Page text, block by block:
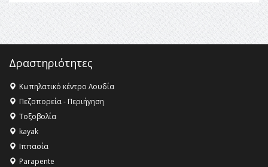
θεσμικές διαδικασίες υπάρχει μόνο η ευθύνη απέναντι
στις επόμενες γενιές»
16:35 -Το πρόγραμμα του ΠΑΟΚ στον δεύτερο γύρο του
16:27 - Όλυμπος: Εντάχθηκε στον Κατάλογο Παγκόσμιας
Κληρονομιάς της UNESCO – Ομόφωνη η απόφαση Ο
Όλυμπος αναγνωρίστηκε ως φυσικό και πολιτιστικό
αγαθό εξέχουσας οικουμενικής αξίας για την
ανθρωπότητα
16:18 -
ΣΤΗΝ ΕΔΕΣΣΑ
Δραστηριότητες
Κωπηλατικό κέντρο Λουδία
Πεζοπορεία - Περιήγηση
Τοξοβολία
kayak
Ιππασία
Parapente